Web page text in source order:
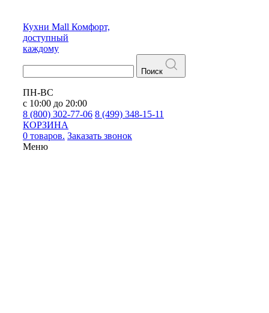
Кухни Mall Комфорт,
доступный
каждому
Поиск
ПН-ВС
с 10:00 до 20:00
8 (800) 302-77-06 8 (499) 348-15-11
КОРЗИНА
0 товаров. Заказать звонок
Меню